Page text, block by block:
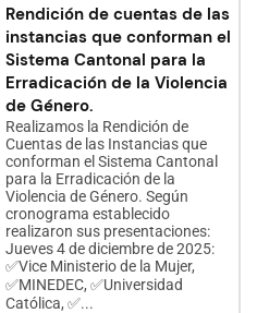
Rendición de cuentas de las
instancias que conforman el
Sistema Cantonal para la
Erradicación de la Violencia
de Género.
Realizamos la Rendición de
Cuentas de las Instancias que
conforman el Sistema Cantonal
para la Erradicación de la
Violencia de Género. Según
cronograma establecido
realizaron sus presentaciones:
Jueves 4 de diciembre de 2025:
✅Vice Ministerio de la Mujer,
✅MINEDEC, ✅Universidad
Católica, ✅...